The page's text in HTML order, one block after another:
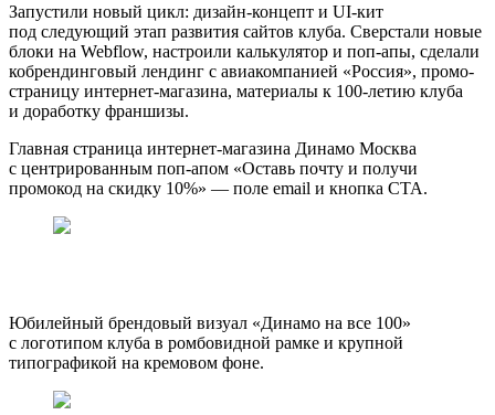
Запустили новый цикл: дизайн-концепт и UI-кит
под следующий этап развития сайтов клуба. Сверстали новые
блоки на Webflow, настроили калькулятор и поп-апы, сделали
кобрендинговый лендинг с авиакомпанией «Россия», промо-
страницу интернет-магазина, материалы к 100-летию клуба
и доработку франшизы.
Главная страница интернет-магазина Динамо Москва
с центрированным поп-апом «Оставь почту и получи
промокод на скидку 10%» — поле email и кнопка CTA.
Юбилейный брендовый визуал «Динамо на все 100»
с логотипом клуба в ромбовидной рамке и крупной
типографикой на кремовом фоне.